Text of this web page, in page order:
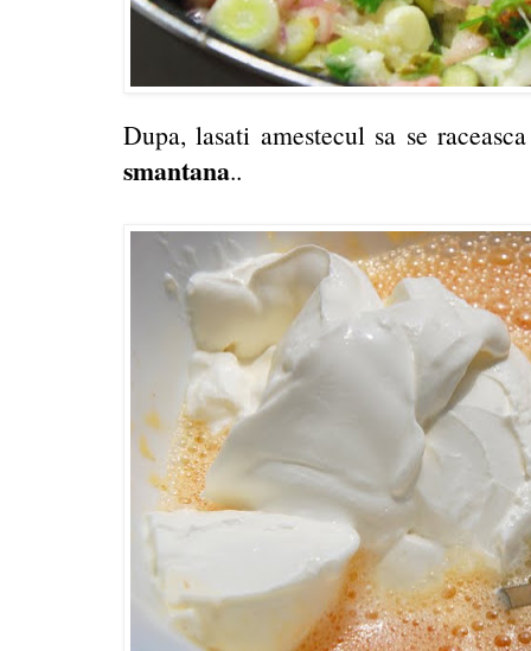
Dupa, lasati amestecul sa se
smantana..